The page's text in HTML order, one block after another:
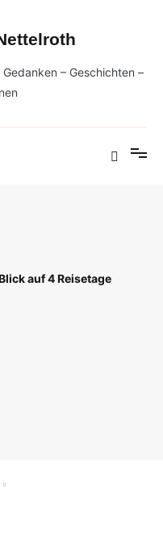
– Geschichten –
auf 4 Reisetage